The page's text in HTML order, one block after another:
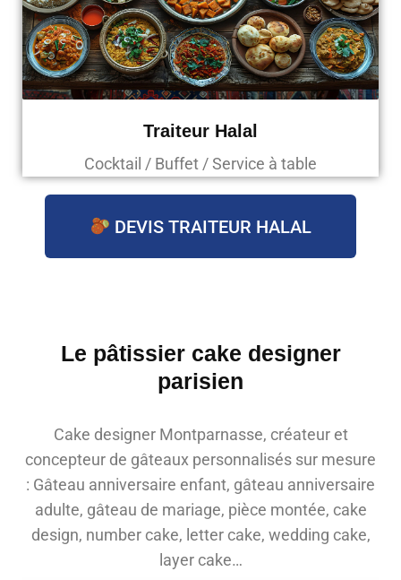
Traiteur Halal
Cocktail / Buffet / Service à table
DEVIS TRAITEUR HALAL
Le pâtissier cake designer
parisien
Cake designer Montparnasse, créateur et
concepteur de gâteaux personnalisés sur mesure
: Gâteau anniversaire enfant, gâteau anniversaire
adulte, gâteau de mariage, pièce montée, cake
design, number cake, letter cake, wedding cake,
layer cake…